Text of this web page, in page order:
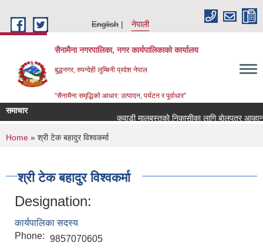
English
नेपाली
सैनामैना नगरपालिका, नगर कार्यपालिकाको कार्यालय
बुद्धनगर, रुपन्देही लुम्बिनी प्रदेश नेपाल
“सैनामैना समृद्धिको आधार: उत्पादन, पर्यटन र पूर्वाधार”
समाचार
कवाडी मालबस्तुकाे निकासीका लागि बाेलपत्र आव्हान
You are here
Home » श्री टेक बहादुर विश्वकर्मा
श्री टेक बहादुर विश्वकर्मा
Designation:
कार्यपालिका सदस्य
Phone: 9857070605